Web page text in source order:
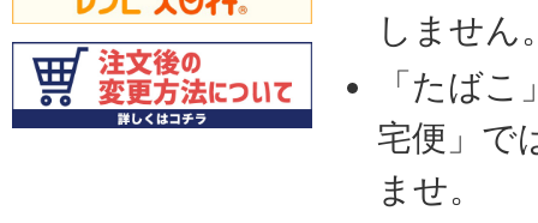
しません
「たば
宅便」で
ませ。